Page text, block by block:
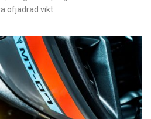
ofjädrad vikt.